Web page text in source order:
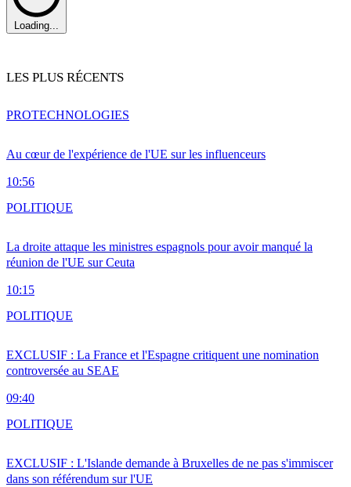
Loading...
LES PLUS RÉCENTS
Au cœur de l'expérience de l'UE sur les influenceurs
10:56
PROTECHNOLOGIES
La droite attaque les ministres espagnols pour avoir manqué la
réunion de l'UE sur Ceuta
10:15
POLITIQUE
EXCLUSIF : La France et l'Espagne critiquent une nomination
controversée au SEAE
09:40
POLITIQUE
EXCLUSIF : L'Islande demande à Bruxelles de ne pas s'immiscer
dans son référendum sur l'UE
POLITIQUE